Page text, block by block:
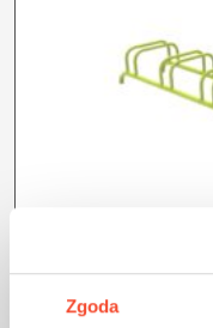
Zgoda